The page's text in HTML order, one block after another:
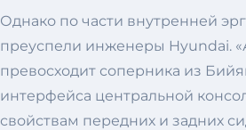
Однако по части внутренней
преуспели инженеры Hyundai.
превосходит соперника из
интерфейса центральной
свойствам передних и задних